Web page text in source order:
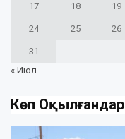
17 18 19
24 25 26
31
« Июл
Көп Оқылғандар